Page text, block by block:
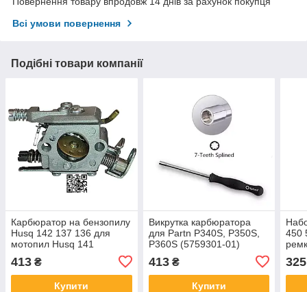
Всі умови повернення
Подібні товари компанії
Карбюратор на бензопилу
Husq 142 137 136 для
мотопил Husq 141
5300719-87 5300354-82
5300696-29 5300717-04
413 ₴
Купити
Викрутка карбюратора
для Partn P340S, P350S,
P360S (5759301-01)
регулювальна викрутка,
для бензопил
413₴
Купити
450
325